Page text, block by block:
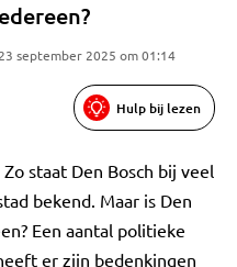
september 2025 om 01:14
Hulp bij lezen
staat Den Bosch bij veel
bekend. Maar is Den
Een aantal politieke
er zijn bedenkingen